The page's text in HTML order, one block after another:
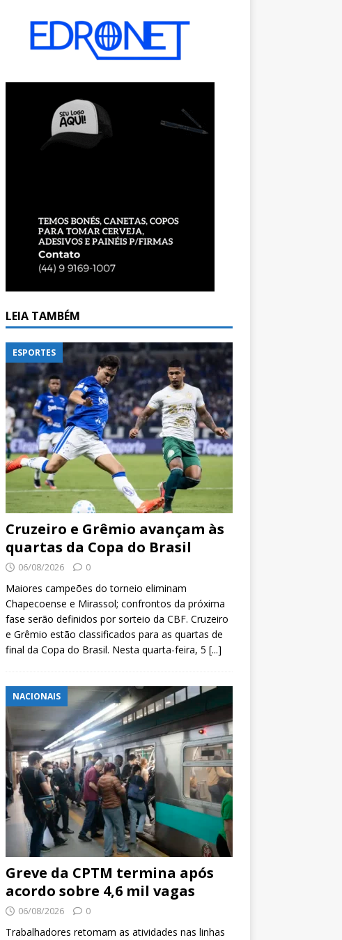
LEIA TAMBÉM
ESPORTES
Cruzeiro e Grêmio avançam às
quartas da Copa do Brasil
06/08/2026 0
Maiores campeões do torneio eliminam
Chapecoense e Mirassol; confrontos da próxima
fase serão definidos por sorteio da CBF. Cruzeiro
e Grêmio estão classificados para as quartas de
final da Copa do Brasil. Nesta quarta-feira, 5 [...]
NACIONAIS
Greve da CPTM termina após
acordo sobre 4,6 mil vagas
06/08/2026 0
Trabalhadores retomam as atividades nas linhas